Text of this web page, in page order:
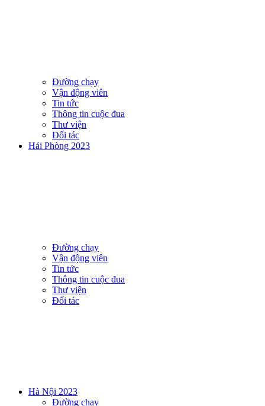
Đường chạy
Vận động viên
Tin tức
Thông tin cuộc đua
Thư viện
Đối tác
Hải Phòng 2023
Đường chạy
Vận động viên
Tin tức
Thông tin cuộc đua
Thư viện
Đối tác
Hà Nội 2023
Đường chạy